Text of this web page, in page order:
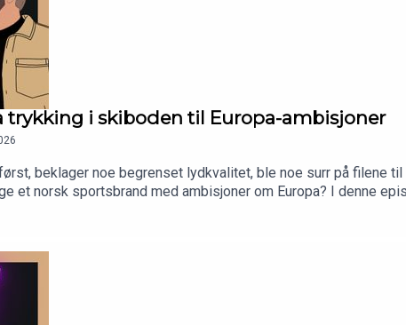
trykking i skiboden til Europa-ambisjoner
beklager noe begrenset lydkvalitet, ble noe surr på filene
et norsk sportsbrand med ambisjoner om Europa? I denne
et communitydrevet brand med tydelig identitet, sterke
reisen fra idé til vekst, hvorfor de tror nisje kan slå bredde, og